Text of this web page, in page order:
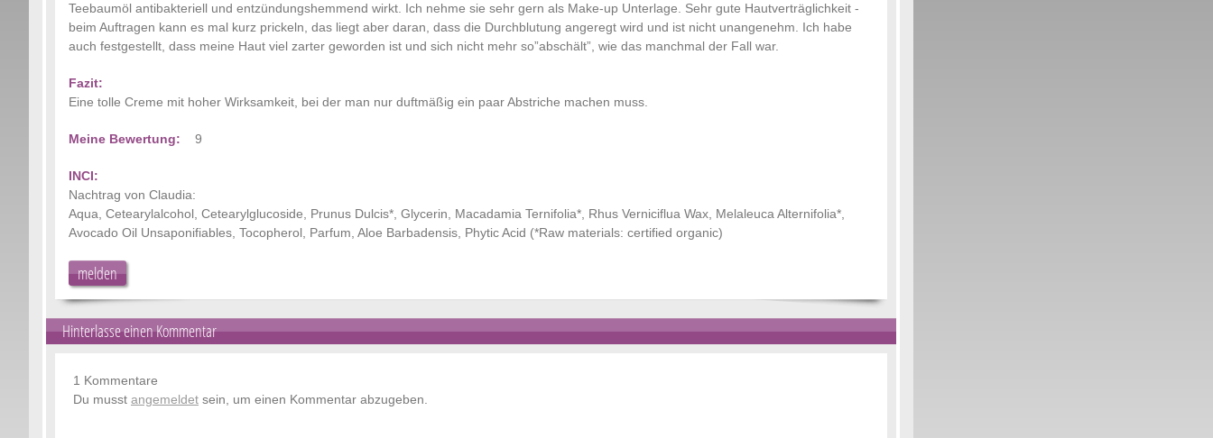
Teebaumöl antibakteriell und entzündungshemmend wirkt. Ich nehme sie sehr gern als Make-up Unterlage. Sehr gute Hautverträglichkeit -
beim Auftragen kann es mal kurz prickeln, das liegt aber daran, dass die Durchblutung angeregt wird und ist nicht unangenehm. Ich habe
auch festgestellt, dass meine Haut viel zarter geworden ist und sich nicht mehr so”abschält”, wie das manchmal der Fall war.
Fazit:
Eine tolle Creme mit hoher Wirksamkeit, bei der man nur duftmäßig ein paar Abstriche machen muss.
Meine Bewertung: 9
INCI:
Nachtrag von Claudia:
Aqua, Cetearylalcohol, Cetearylglucoside, Prunus Dulcis*, Glycerin, Macadamia Ternifolia*, Rhus Verniciflua Wax, Melaleuca Alternifolia*,
Avocado Oil Unsaponifiables, Tocopherol, Parfum, Aloe Barbadensis, Phytic Acid (*Raw materials: certified organic)
melden
Hinterlasse einen Kommentar
1 Kommentare
Du musst angemeldet sein, um einen Kommentar abzugeben.